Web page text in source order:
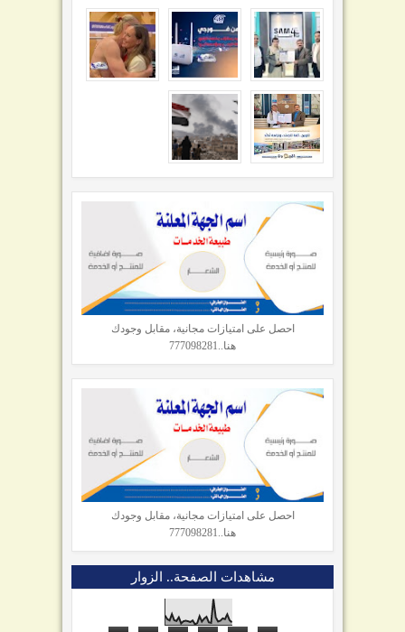
احصل على امتيازات مجانية، مقابل وجودك
هنا..777098281
احصل على امتيازات مجانية، مقابل وجودك
هنا..777098281
مشاهدات الصفحة.. الزوار